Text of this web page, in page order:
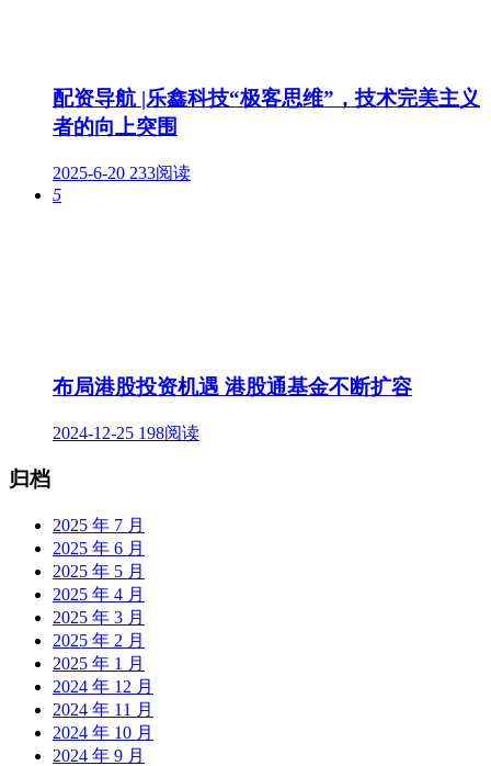
配资导航 |乐鑫科技“极客思维”，技术完美主义
者的向上突围
2025-6-20 233阅读
5
布局港股投资机遇 港股通基金不断扩容
2024-12-25 198阅读
归档
2025 年 7 月
2025 年 6 月
2025 年 5 月
2025 年 4 月
2025 年 3 月
2025 年 2 月
2025 年 1 月
2024 年 12 月
2024 年 11 月
2024 年 10 月
2024 年 9 月